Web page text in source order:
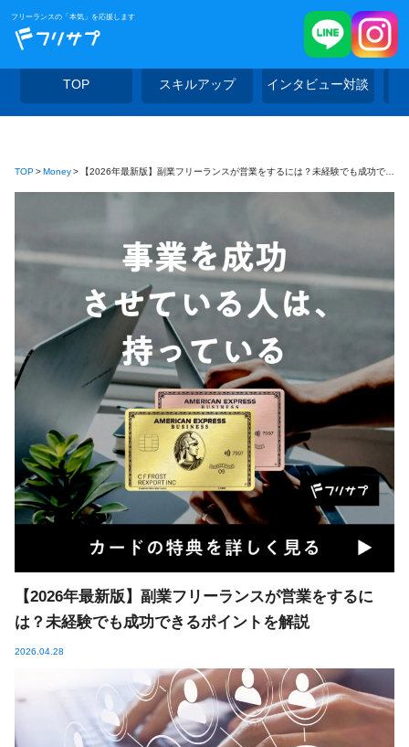
フリーランスの「本気」を応援します
TOP スキルアップ インタビュー対談
TOP Money 【2026年最新版】副業フリーランスが営業をするには？未経験でも成功できるポイントを解説
【2026年最新版】副業フリーランスが営業をするに
は？未経験でも成功できるポイントを解説
2026.04.28